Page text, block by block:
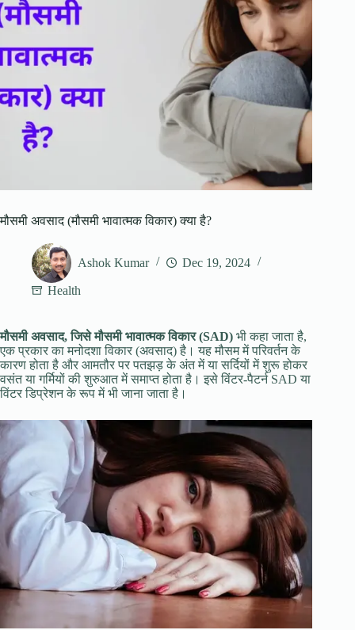
मौसमी अवसाद (मौसमी भावात्मक विकार) क्या है?
Ashok Kumar Dec 19, 2024
Health
मौसमी अवसाद, जिसे मौसमी भावात्मक विकार (SAD) भी कहा जाता है,
एक प्रकार का मनोदशा विकार (अवसाद) है। यह मौसम में परिवर्तन के
कारण होता है और आमतौर पर पतझड़ के अंत में या सर्दियों में शुरू होकर
वसंत या गर्मियों की शुरुआत में समाप्त होता है। इसे विंटर-पैटर्न SAD या
विंटर डिप्रेशन के रूप में भी जाना जाता है।